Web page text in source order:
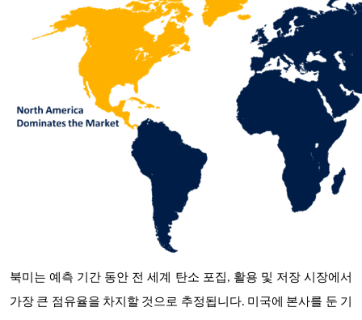
북미는 예측 기간 동안 전 세계 탄소 포집, 활용 및 저장 시장에서
가장 큰 점유율을 차지할 것으로 추정됩니다. 미국에 본사를 둔 기